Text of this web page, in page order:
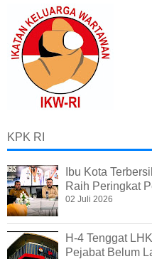
KPK RI
Ibu Kota
Raih Peringkat
02 Juli 2026
H-4 Tenggat
Pejabat Belum